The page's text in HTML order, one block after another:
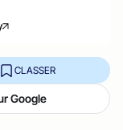
CLASSER
Google